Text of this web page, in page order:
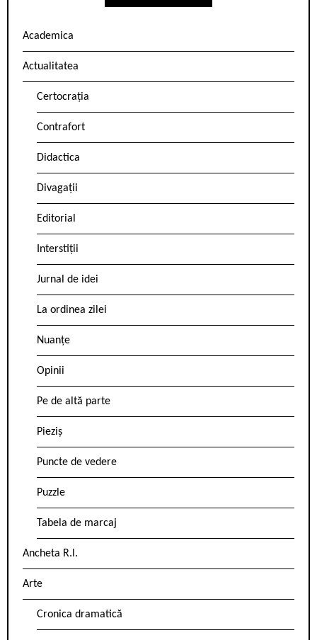
Academica
Actualitatea
Certocrația
Contrafort
Didactica
Divagații
Editorial
Interstiții
Jurnal de idei
La ordinea zilei
Nuanțe
Opinii
Pe de altă parte
Pieziș
Puncte de vedere
Puzzle
Tabela de marcaj
Ancheta R.l.
Arte
Cronica dramatică